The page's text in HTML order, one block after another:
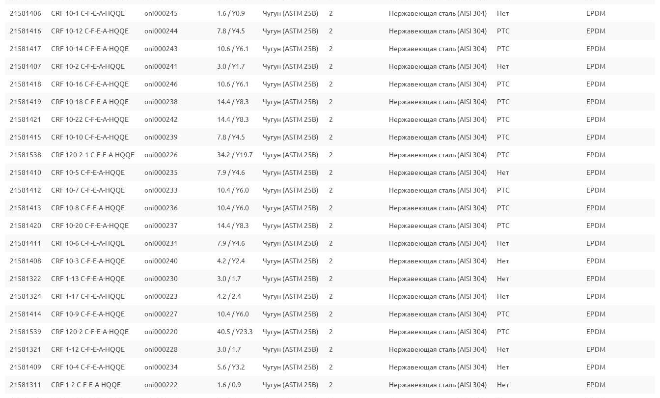
Класс энергоэффективности IE2/IE3
21581406 CRF 10-1 C-F-E-A-HQQE oni000245 1.6 / Y0.9 Чугун (ASTM 25B) 2 Нержавеющая сталь (AISI 304) Нет EPDM
21581416 CRF 10-12 C-F-E-A-HQQE oni000244 7.8 / Y4.5 Чугун (ASTM 25B) 2 Нержавеющая сталь (AISI 304) PTC EPDM
21581417 CRF 10-14 C-F-E-A-HQQE oni000243 10.6 / Y6.1 Чугун (ASTM 25B) 2 Нержавеющая сталь (AISI 304) PTC EPDM
21581407 CRF 10-2 C-F-E-A-HQQE oni000241 3.0 / Y1.7 Чугун (ASTM 25B) 2 Нержавеющая сталь (AISI 304) Нет EPDM
21581418 CRF 10-16 C-F-E-A-HQQE oni000246 10.6 / Y6.1 Чугун (ASTM 25B) 2 Нержавеющая сталь (AISI 304) PTC EPDM
21581419 CRF 10-18 C-F-E-A-HQQE oni000238 14.4 / Y8.3 Чугун (ASTM 25B) 2 Нержавеющая сталь (AISI 304) PTC EPDM
21581421 CRF 10-22 C-F-E-A-HQQE oni000242 14.4 / Y8.3 Чугун (ASTM 25B) 2 Нержавеющая сталь (AISI 304) PTC EPDM
21581415 CRF 10-10 C-F-E-A-HQQE oni000239 7.8 / Y4.5 Чугун (ASTM 25B) 2 Нержавеющая сталь (AISI 304) PTC EPDM
21581538 CRF 120-2-1 C-F-E-A-HQQE oni000226 34.2 / Y19.7 Чугун (ASTM 25B) 2 Нержавеющая сталь (AISI 304) PTC EPDM
21581410 CRF 10-5 C-F-E-A-HQQE oni000235 7.9 / Y4.6 Чугун (ASTM 25B) 2 Нержавеющая сталь (AISI 304) Нет EPDM
21581412 CRF 10-7 C-F-E-A-HQQE oni000233 10.4 / Y6.0 Чугун (ASTM 25B) 2 Нержавеющая сталь (AISI 304) PTC EPDM
21581413 CRF 10-8 C-F-E-A-HQQE oni000236 10.4 / Y6.0 Чугун (ASTM 25B) 2 Нержавеющая сталь (AISI 304) PTC EPDM
21581420 CRF 10-20 C-F-E-A-HQQE oni000237 14.4 / Y8.3 Чугун (ASTM 25B) 2 Нержавеющая сталь (AISI 304) PTC EPDM
21581411 CRF 10-6 C-F-E-A-HQQE oni000231 7.9 / Y4.6 Чугун (ASTM 25B) 2 Нержавеющая сталь (AISI 304) Нет EPDM
21581408 CRF 10-3 C-F-E-A-HQQE oni000240 4.2 / Y2.4 Чугун (ASTM 25B) 2 Нержавеющая сталь (AISI 304) Нет EPDM
21581322 CRF 1-13 C-F-E-A-HQQE oni000230 3.0 / 1.7 Чугун (ASTM 25B) 2 Нержавеющая сталь (AISI 304) Нет EPDM
21581324 CRF 1-17 C-F-E-A-HQQE oni000223 4.2 / 2.4 Чугун (ASTM 25B) 2 Нержавеющая сталь (AISI 304) Нет EPDM
21581414 CRF 10-9 C-F-E-A-HQQE oni000227 10.4 / Y6.0 Чугун (ASTM 25B) 2 Нержавеющая сталь (AISI 304) PTC EPDM
21581539 CRF 120-2 C-F-E-A-HQQE oni000220 40.5 / Y23.3 Чугун (ASTM 25B) 2 Нержавеющая сталь (AISI 304) PTC EPDM
21581321 CRF 1-12 C-F-E-A-HQQE oni000228 3.0 / 1.7 Чугун (ASTM 25B) 2 Нержавеющая сталь (AISI 304) Нет EPDM
21581409 CRF 10-4 C-F-E-A-HQQE oni000234 5.6 / Y3.2 Чугун (ASTM 25B) 2 Нержавеющая сталь (AISI 304) Нет EPDM
21581311 CRF 1-2 C-F-E-A-HQQE oni000222 1.6 / 0.9 Чугун (ASTM 25B) 2 Нержавеющая сталь (AISI 304) Нет EPDM